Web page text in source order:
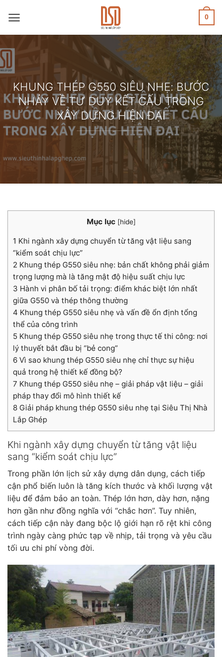
0
KHUNG THÉP G550 SIÊU NHẸ: BƯỚC
NHẢY VỀ TƯ DUY KẾT CẤU TRONG
XÂY DỰNG HIỆN ĐẠI
Mục lục [hide]
1 Khi ngành xây dựng chuyển từ tăng vật liệu sang
“kiểm soát chịu lực”
2 Khung thép G550 siêu nhẹ: bản chất không phải giảm
trọng lượng mà là tăng mật độ hiệu suất chịu lực
3 Hành vi phân bố tải trọng: điểm khác biệt lớn nhất
giữa G550 và thép thông thường
4 Khung thép G550 siêu nhẹ và vấn đề ổn định tổng
thể của công trình
5 Khung thép G550 siêu nhẹ trong thực tế thi công: nơi
lý thuyết bắt đầu bị “bẻ cong”
6 Vì sao khung thép G550 siêu nhẹ chỉ thực sự hiệu
quả trong hệ thiết kế đồng bộ?
7 Khung thép G550 siêu nhẹ – giải pháp vật liệu – giải
pháp thay đổi mô hình thiết kế
8 Giải pháp khung thép G550 siêu nhẹ tại Siêu Thị Nhà
Lắp Ghép
Khi ngành xây dựng chuyển từ tăng vật liệu
sang “kiểm soát chịu lực”
Trong phần lớn lịch sử xây dựng dân dụng, cách tiếp
cận phổ biến luôn là tăng kích thước và khối lượng vật
liệu để đảm bảo an toàn. Thép lớn hơn, dày hơn, nặng
hơn gần như đồng nghĩa với “chắc hơn”. Tuy nhiên,
cách tiếp cận này đang bộc lộ giới hạn rõ rệt khi công
trình ngày càng phức tạp về nhịp, tải trọng và yêu cầu
tối ưu chi phí vòng đời.